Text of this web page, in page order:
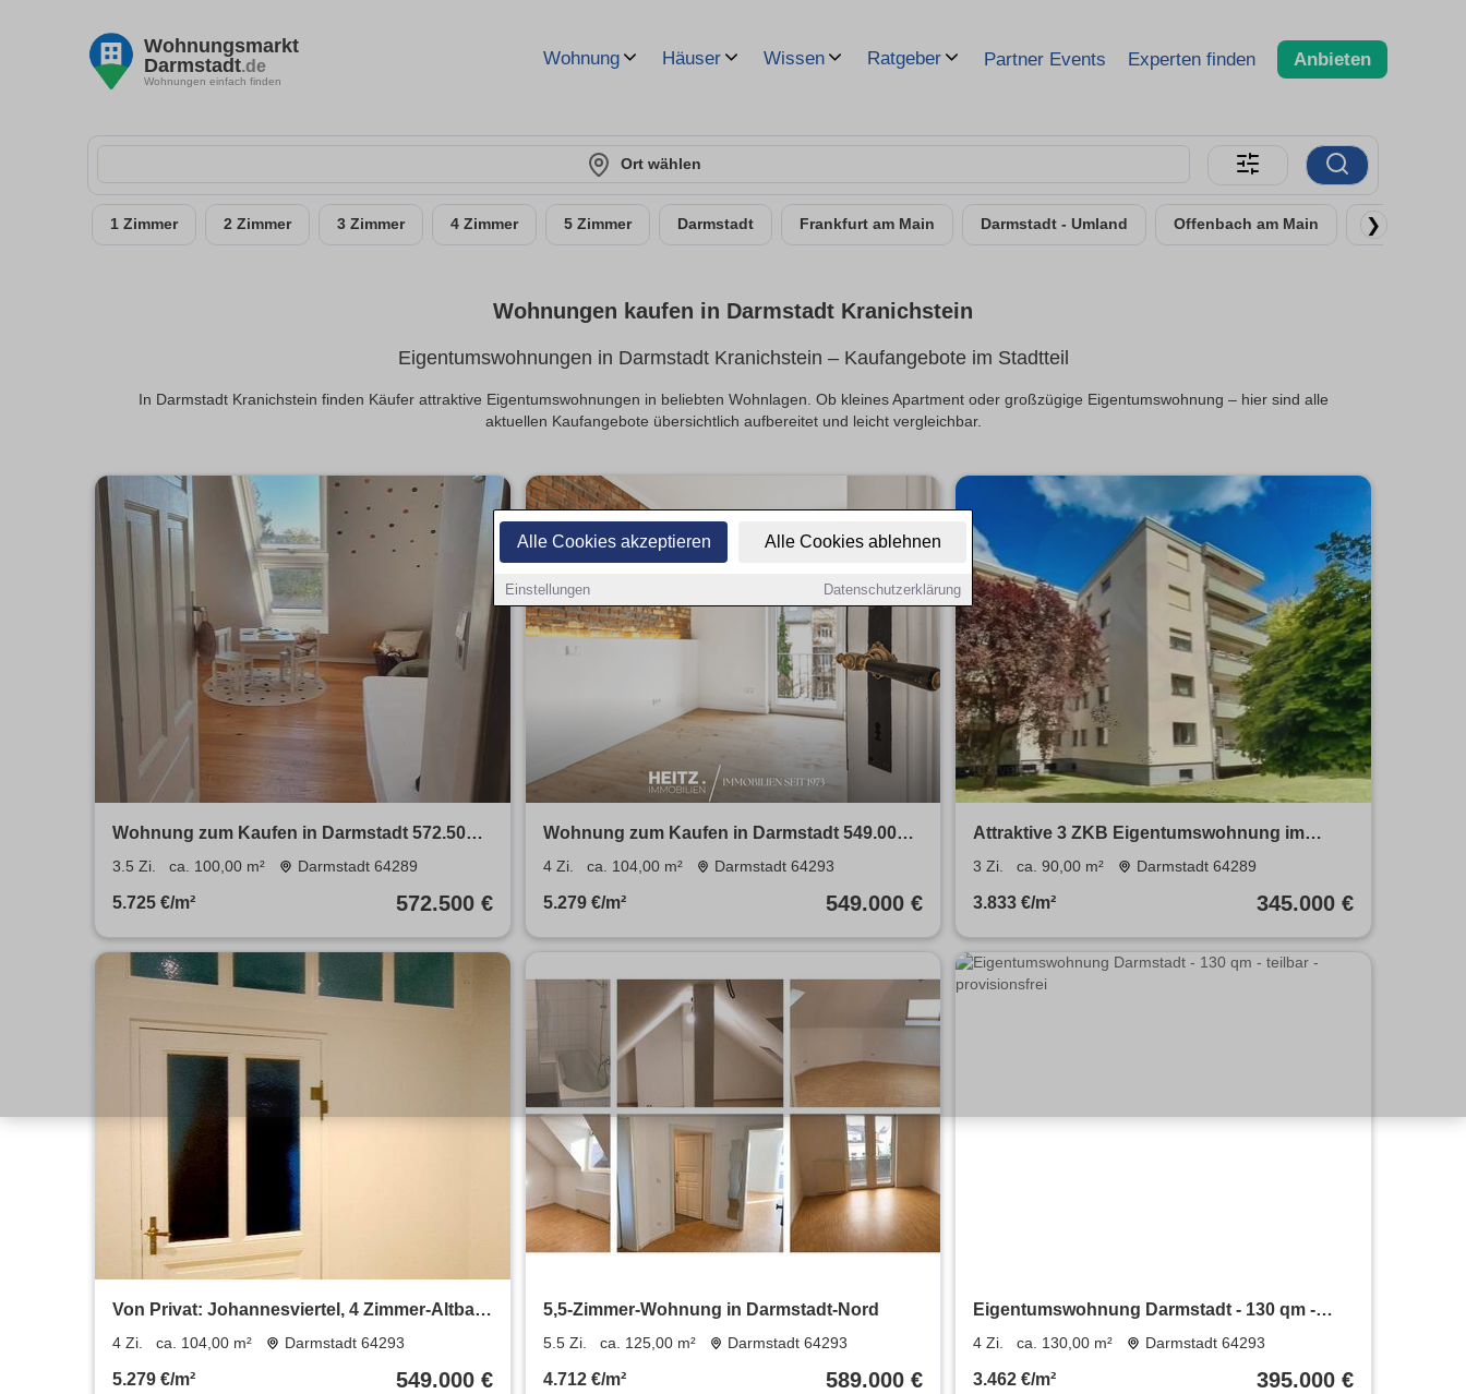
Alle Cookies akzeptieren Alle Cookies ablehnen
Einstellungen Datenschutzerklärung
Wohnungsmarkt
Darmstadt.de
Wohnungen einfach finden
Wohnung Häuser Wissen Ratgeber Partner Events Experten finden Anbieten
Ort wählen
1 Zimmer 2 Zimmer 3 Zimmer 4 Zimmer 5 Zimmer Darmstadt Frankfurt am Main Darmstadt - Umland Offenbach am Main Rüsselsheim
❯
Wohnungen kaufen in Darmstadt Kranichstein
Eigentumswohnungen in Darmstadt Kranichstein – Kaufangebote im Stadtteil
In Darmstadt Kranichstein finden Käufer attraktive Eigentumswohnungen in beliebten Wohnlagen. Ob kleines Apartment oder großzügige Eigentumswohnung – hier sind alle
aktuellen Kaufangebote übersichtlich aufbereitet und leicht vergleichbar.
Wohnung zum Kaufen in Darmstadt 572.500 €
100 m²
3.5 Zi. ca. 100,00 m² Darmstadt 64289
5.725 €/m² 572.500 €
Wohnung zum Kaufen in Darmstadt 549.000 €
104 m²
4 Zi. ca. 104,00 m² Darmstadt 64293
5.279 €/m² 549.000 €
Attraktive 3 ZKB Eigentumswohnung im
begehrten Komponistenviertel
3 Zi. ca. 90,00 m² Darmstadt 64289
3.833 €/m² 345.000 €
Von Privat: Johannesviertel, 4 Zimmer-Altbau,
2 Bäder, Balkon
4 Zi. ca. 104,00 m² Darmstadt 64293
5.279 €/m² 549.000 €
5,5-Zimmer-Wohnung in Darmstadt-Nord
5.5 Zi. ca. 125,00 m² Darmstadt 64293
4.712 €/m² 589.000 €
Eigentumswohnung Darmstadt - 130 qm -
teilbar - provisionsfrei
4 Zi. ca. 130,00 m² Darmstadt 64293
3.462 €/m² 395.000 €